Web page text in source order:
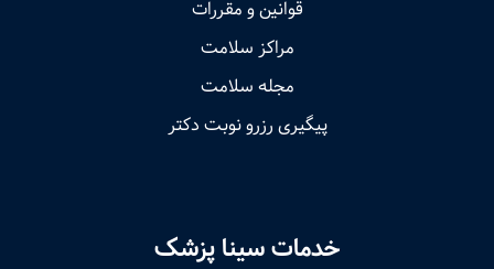
قوانین و مقررات
مراکز سلامت
مجله سلامت
پیگیری رزرو نوبت دکتر
خدمات سینا پزشک